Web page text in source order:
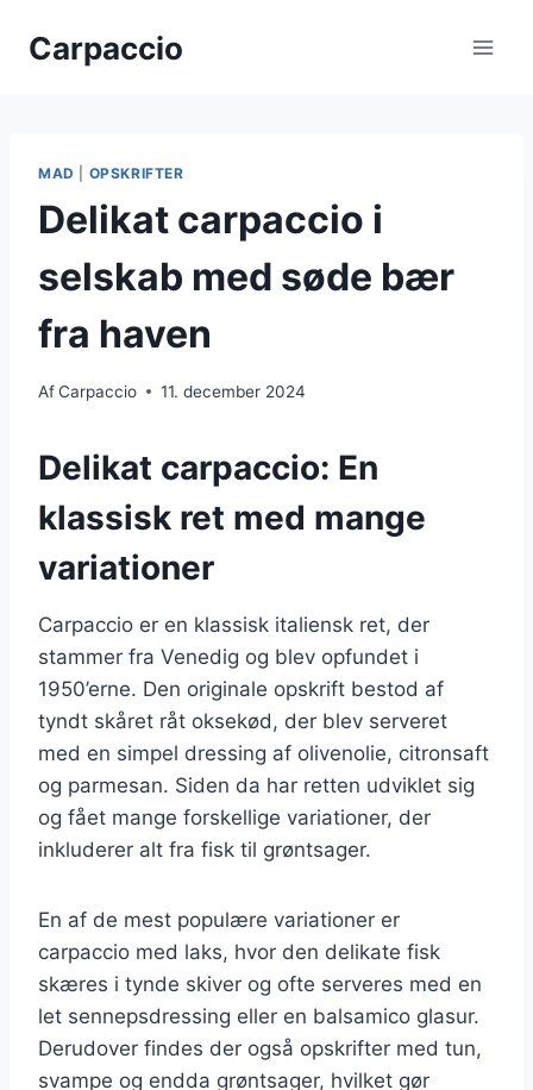
Carpaccio
MAD OPSKRIFTER
Delikat carpaccio i
selskab med søde bær
fra haven
AfCarpaccio 11. december 2024
Delikat carpaccio: En
klassisk ret med mange
variationer
Carpaccio er en klassisk italiensk ret, der
stammer fra Venedig og blev opfundet i
1950’erne. Den originale opskrift bestod af
tyndt skåret råt oksekød, der blev serveret
med en simpel dressing af olivenolie, citronsaft
og parmesan. Siden da har retten udviklet sig
og fået mange forskellige variationer, der
inkluderer alt fra fisk til grøntsager.
En af de mest populære variationer er
carpaccio med laks, hvor den delikate fisk
skæres i tynde skiver og ofte serveres med en
let sennepsdressing eller en balsamico glasur.
Derudover findes der også opskrifter med tun,
svampe og endda grøntsager, hvilket gør